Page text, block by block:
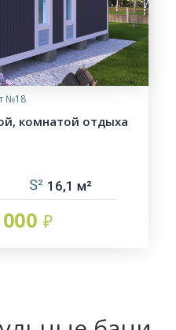
№18
комнатой отдыха
16,1